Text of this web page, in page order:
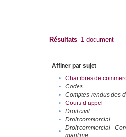
Résultats 1 document
Affiner par sujet
•
Chambres de
•
Codes
•
Comptes-rendus des
•
Cours d’appel
•
Droit civil
•
Droit commercial
•
Droit commercial -
maritime